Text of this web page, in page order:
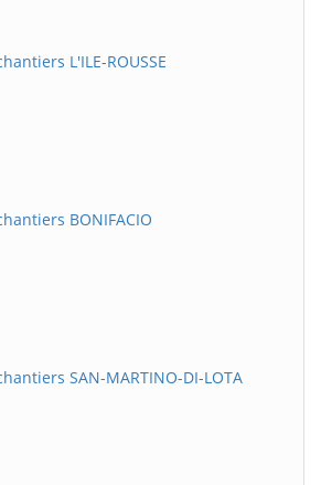
L'ILE-ROUSSE
BONIFACIO
SAN-MARTINO-DI-LOTA